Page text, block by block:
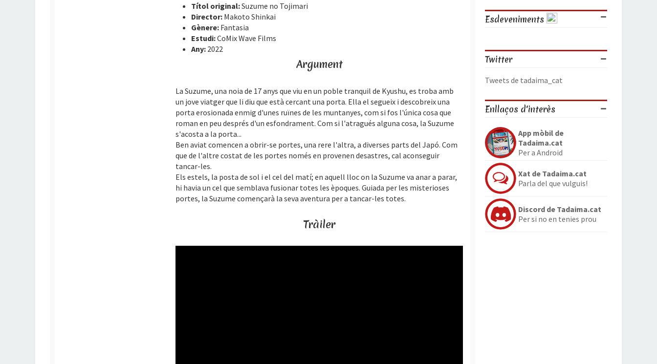
Títol original:Suzume no Tojimari
Director: Makoto Shinkai
Gènere: Fantasia
Estudi:CoMix Wave Films
Any: 2022
Argument
La Suzume, una noia de 17 anys que viu en un poble tranquil de Kyushu, es troba amb
un jove viatger que li diu que està cercant una porta. Ella el segueix i descobreix una
porta erosionada enmig d'unes ruïnes de les muntanyes, com si fos l'única cosa que
roman en peu després d'un esfondrament. Com si l'atragués alguna cosa, la Suzume
s'acosta a la porta...
Ben aviat comencen a obrir-se portes, una rere l'altra, a diverses parts del Japó. Com
que de l'altre costat de les portes només en provenen desastres, cal aconseguir
tancar-les.
Els estels, la posta de sol i el cel del matí; en aquell lloc on la Suzume va anar a parar,
hi havia un cel que semblava fusionar totes les èpoques. Guiada per les misterioses
portes, la Suzume començarà la seva aventura per a tancar-les totes.
Tràiler
Esdeveniments
Twitter
Tweets de tadaima_cat
Enllaços d'interès
App mòbil de
Tadaima.cat
Per a Android
Xat de Tadaima.cat
Parla del que vulguis!
Discord de Tadaima.cat
Per si no en tenies prou